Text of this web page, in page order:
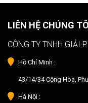
LIÊN HỆ CHÚNG
CÔNG TY TNHH GIẢI
Hồ Chí Minh :
43/14/34 Cộng Hòa,
Hà Nội :